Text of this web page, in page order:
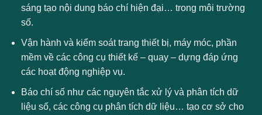
sáng tạo nội dung báo chí hiện đại… trong môi trường
số.
Vận hành và kiểm soát trang thiết bị, máy móc, phần
mềm về các công cụ thiết kế – quay – dựng đáp ứng
các hoạt động nghiệp vụ.
Báo chí số như các nguyên tắc xử lý và phân tích dữ
liệu số, các công cụ phân tích dữ liệu… tạo cơ sở cho